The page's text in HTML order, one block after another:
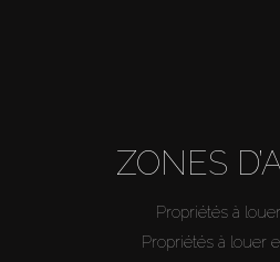
ZONES
Propriétés à
Propriétés à louer